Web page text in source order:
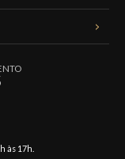
às 17h.